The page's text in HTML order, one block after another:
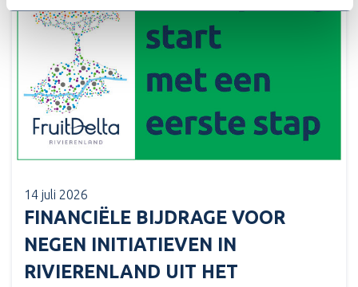
14 juli 2026
FINANCIËLE BIJDRAGE VOOR
NEGEN INITIATIEVEN IN
RIVIERENLAND UIT HET